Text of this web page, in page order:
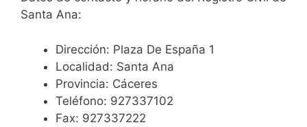
Santa Ana:
Dirección: Plaza De España 1
Localidad: Santa Ana
Provincia: Cáceres
Teléfono: 927337102
Fax: 927337222